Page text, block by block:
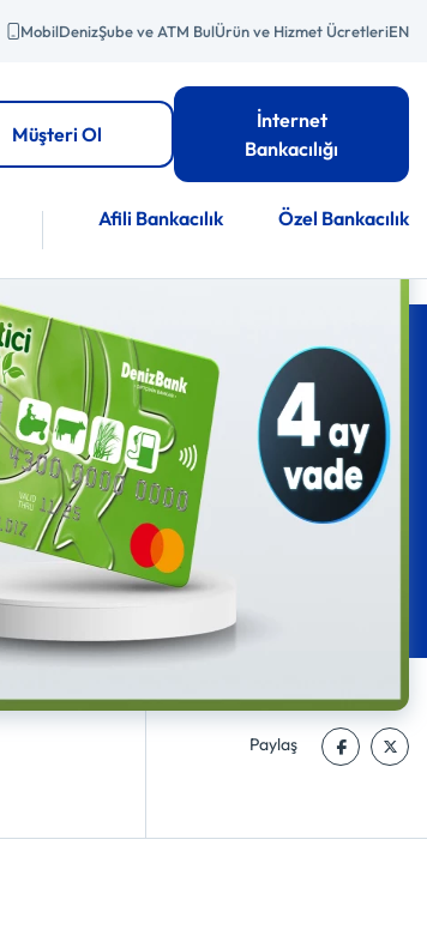
MobilDenizŞube ve ATM BulÜrün ve Hizmet ÜcretleriEN
Afili Bankacılık Özel Bankacılık
Müşteri Ol
İnternet
Bankacılığı
Paylaş